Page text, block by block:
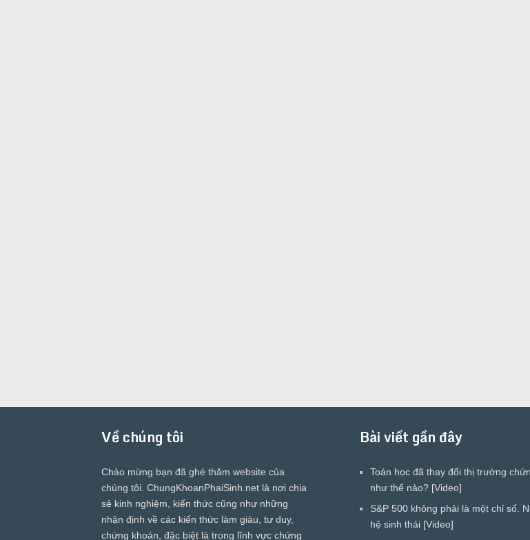
Về chúng tôi
Chào mừng bạn đã ghé thăm website của
chúng tôi. ChungKhoanPhaiSinh.net là nơi chia
sẻ kinh nghiệm, kiến thức cũng như những
nhận định về các kiến thức làm giàu, tư duy,
chứng khoán, đặc biệt là trong lĩnh vực chứng
Bài viết gần đây
Toán học đã thay đổi thị trường
như thế nào? [Video]
S&P 500 không phải là một chỉ số.
hệ sinh thái [Video]